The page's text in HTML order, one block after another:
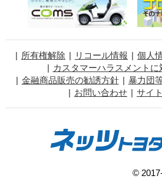
所有権解除 リコール情報
個人
カスタマーハラスメント
金融商品販売の勧誘方針
暴力団
お問い合わせ
サイ
©